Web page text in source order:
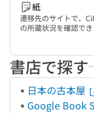
紙
遷移先のサイトで、
の所蔵状況を確認でき
書店で探す
日本の古本屋
Google Book